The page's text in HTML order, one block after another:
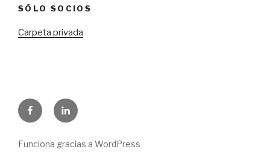
SÓLO SOCIOS
Carpeta privada
FacebookLinkedIn
Funciona gracias a WordPress